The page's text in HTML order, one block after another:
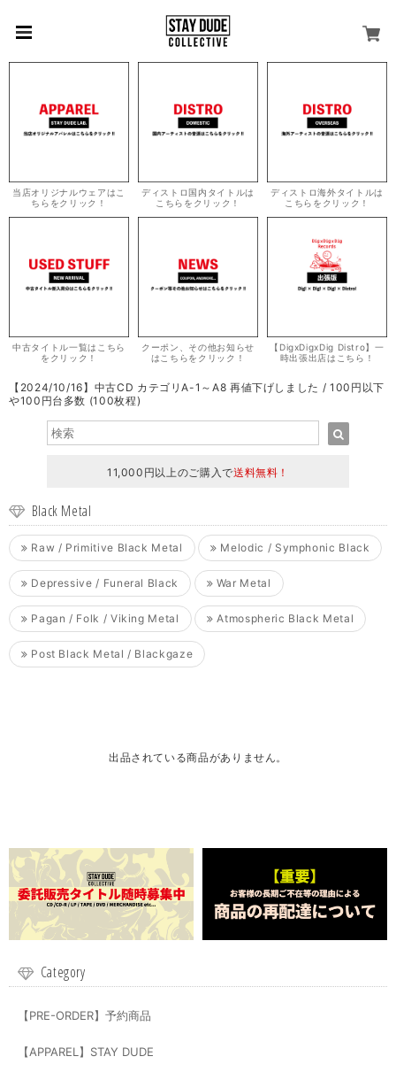
当店オリジナルウェアはこ
ちらをクリック！
ディストロ国内タイトルは
こちらをクリック！
ディストロ海外タイトルは
こちらをクリック！
中古タイトル一覧はこちら
をクリック！
クーポン、その他お知らせ
はこちらをクリック！
【DigxDigxDig Distro】一
時出張出店はこちら！
【2024/10/16】中古CD カテゴリA-1～A8 再値下げしました / 100円以下
や100円台多数 (100枚程)
11,000円以上のご購入で送料無料！
Black Metal
Raw / Primitive Black Metal Melodic / Symphonic Black
Depressive / Funeral Black War Metal
Pagan / Folk / Viking Metal Atmospheric Black Metal
Post Black Metal / Blackgaze
出品されている商品がありません。
Category
【PRE-ORDER】予約商品
【APPAREL】STAY DUDE